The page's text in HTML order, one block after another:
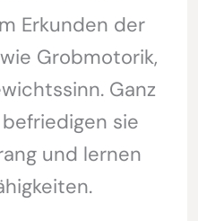
Erkunden der
Grobmotorik,
Ganz
sie
und lernen